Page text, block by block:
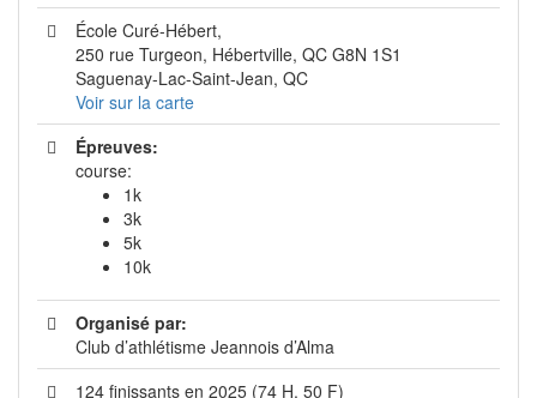
École Curé-Hébert,
250 rue Turgeon, Hébertville, QC G8N 1S1
Saguenay-Lac-Saint-Jean, QC
Voir sur la carte
Épreuves:
course:
1k
3k
5k
10k
Organisé par:
Club d’athlétisme Jeannois d’Alma
124 finissants en 2025 (74 H, 50 F)